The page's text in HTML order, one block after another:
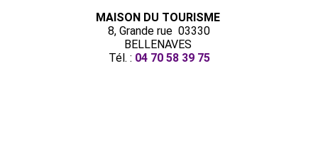
MAISON DU TOURISME
8, Grande rue 03330
BELLENAVES
Tél. : 04 70 58 39 75